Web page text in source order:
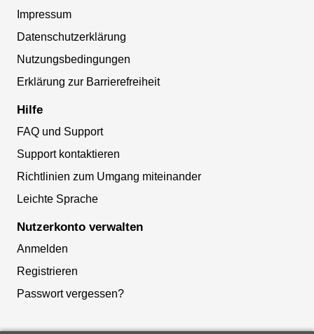
Impressum
Datenschutzerklärung
Nutzungsbedingungen
Erklärung zur Barrierefreiheit
Hilfe
FAQ und Support
Support kontaktieren
Richtlinien zum Umgang miteinander
Leichte Sprache
Nutzerkonto verwalten
Anmelden
Registrieren
Passwort vergessen?